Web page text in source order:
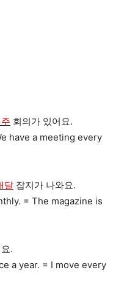
회의가 있어요.
have a meeting every
달 잡지가 나와요.
= The magazine is
.
a year. = I move every